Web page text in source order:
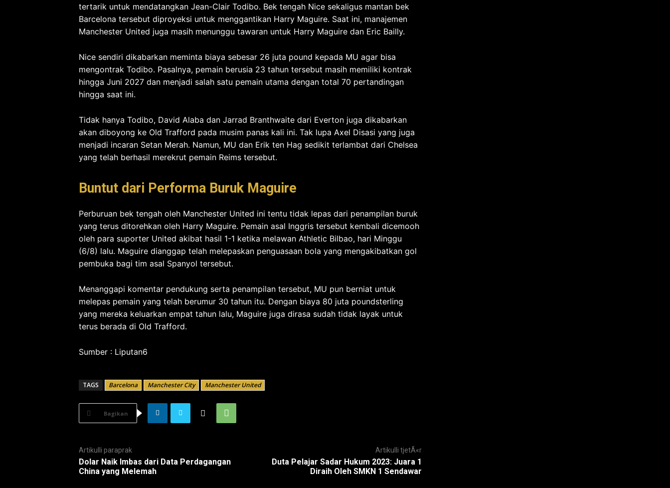
tertarik untuk mendatangkan Jean-Clair Todibo. Bek tengah Nice sekaligus mantan bek
Barcelona tersebut diproyeksi untuk menggantikan Harry Maguire. Saat ini, manajemen
Manchester United juga masih menunggu tawaran untuk Harry Maguire dan Eric Bailly.
Nice sendiri dikabarkan meminta biaya sebesar 26 juta pound kepada MU agar bisa
mengontrak Todibo. Pasalnya, pemain berusia 23 tahun tersebut masih memiliki kontrak
hingga Juni 2027 dan menjadi salah satu pemain utama dengan total 70 pertandingan
hingga saat ini.
Tidak hanya Todibo, David Alaba dan Jarrad Branthwaite dari Everton juga dikabarkan
akan diboyong ke Old Trafford pada musim panas kali ini. Tak lupa Axel Disasi yang juga
menjadi incaran Setan Merah. Namun, MU dan Erik ten Hag sedikit terlambat dari Chelsea
yang telah berhasil merekrut pemain Reims tersebut.
Buntut dari Performa Buruk Maguire
Perburuan bek tengah oleh Manchester United ini tentu tidak lepas dari penampilan buruk
yang terus ditorehkan oleh Harry Maguire. Pemain asal Inggris tersebut kembali dicemooh
oleh para suporter United akibat hasil 1-1 ketika melawan Athletic Bilbao, hari Minggu
(6/8) lalu. Maguire dianggap telah melepaskan penguasaan bola yang mengakibatkan gol
pembuka bagi tim asal Spanyol tersebut.
Menanggapi komentar pendukung serta penampilan tersebut, MU pun berniat untuk
melepas pemain yang telah berumur 30 tahun itu. Dengan biaya 80 juta poundsterling
yang mereka keluarkan empat tahun lalu, Maguire juga dirasa sudah tidak layak untuk
terus berada di Old Trafford.
Sumber : Liputan6
TAGS Barcelona Manchester City Manchester United
Bagikan
Artikulli paraprak
Dolar Naik Imbas dari Data Perdagangan
China yang Melemah
Artikulli tjetÃ«r
Duta Pelajar Sadar Hukum 2023: Juara 1
Diraih Oleh SMKN 1 Sendawar